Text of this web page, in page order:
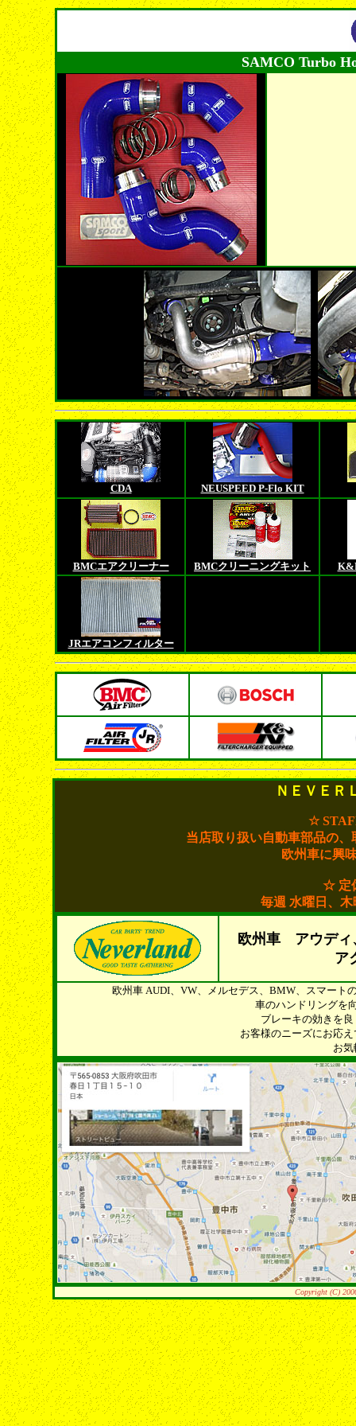
SAMCO Turbo
CDA NEUSPEED P-Flo KIT
BMCエアクリーナー BMCクリーニングキット
JRエアコンフィルター
ＮＥＶＥＲ
☆
当店取り扱い自動車部品の
欧州車に興
☆ 定
毎週 水曜日、
欧州車 アウディ
ア
欧州車 AUDI、VW、メルセデス、BMW、スマート
車のハンドリングを
ブレーキの効きを
お客様のニーズにお応
お
Copyright (C)